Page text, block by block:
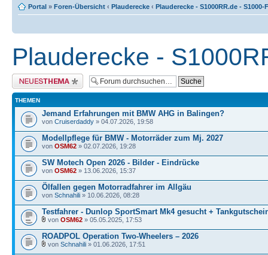
Portal » Foren-Übersicht ‹ Plauderecke ‹ Plauderecke - S1000RR.de - S1000-
Plauderecke -
Neues Thema erstellen
THEMEN
Jemand Erfahrungen mit BMW AHG in Balingen?
von Cruiserdaddy » 04.07.2026, 19:58
Modellpflege für BMW - Motorräder zum Mj. 2027
von OSM62 » 02.07.2026, 19:28
SW Motech Open 2026 - Bilder - Eindrücke
von OSM62 » 13.06.2026, 15:37
Ölfallen gegen Motorradfahrer im Allgäu
von Schnahili » 10.06.2026, 08:28
Testfahrer - Dunlop SportSmart Mk4 gesucht +
von OSM62 » 05.05.2025, 17:53
ROADPOL Operation Two-Wheelers – 2026
von Schnahili » 01.06.2026, 17:51